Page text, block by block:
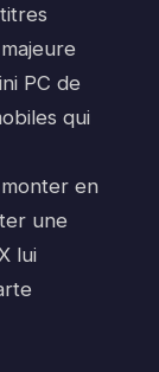
PC de
qui
en
une
lui